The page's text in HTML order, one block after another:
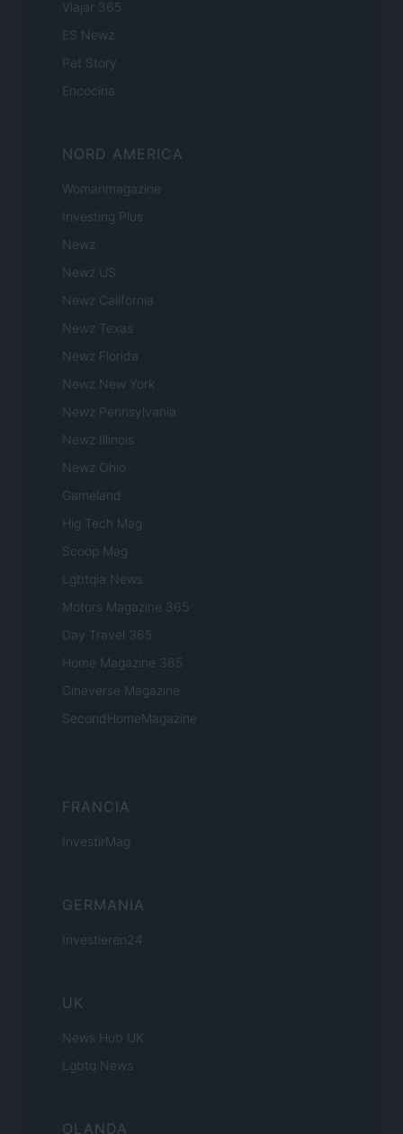
Viajar 365
ES Newz
Pet Story
Encocina
NORD AMERICA
Womanmagazine
Investing Plus
Newz
Newz US
Newz California
Newz Texas
Newz Florida
Newz New York
Newz Pennsylvania
Newz Illinois
Newz Ohio
Gameland
Hig Tech Mag
Scoop Mag
Lgbtqia News
Motors Magazine 365
Day Travel 365
Home Magazine 365
Cineverse Magazine
SecondHomeMagazine
FRANCIA
InvestirMag
GERMANIA
Investieren24
UK
News Hub UK
Lgbtq News
OLANDA